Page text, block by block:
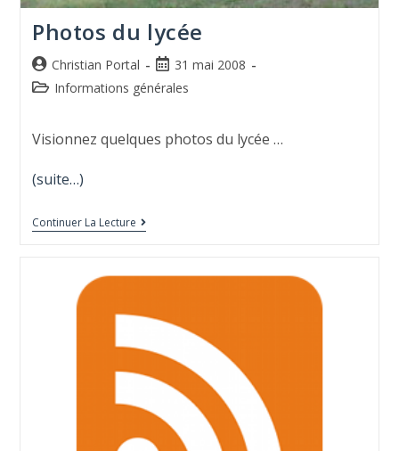
Photos du lycée
Christian Portal
31 mai 2008
Informations générales
Visionnez quelques photos du lycée …
(suite…)
Continuer La Lecture